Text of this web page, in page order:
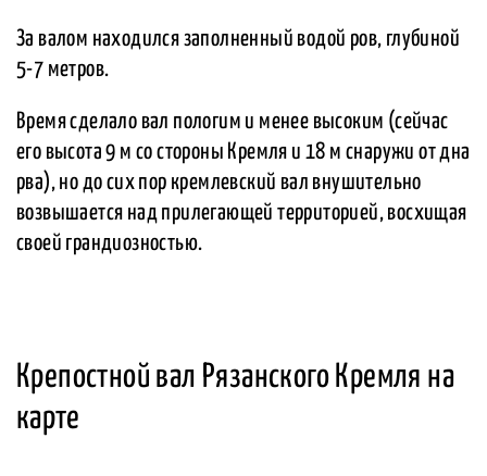
За валом находился заполненный водой ров, глубиной
5-7 метров.
Время сделало вал пологим и менее высоким (сейчас
его высота 9 м со стороны Кремля и 18 м снаружи от дна
рва), но до сих пор кремлевский вал внушительно
возвышается над прилегающей территорией, восхищая
своей грандиозностью.
Крепостной вал Рязанского Кремля на
карте